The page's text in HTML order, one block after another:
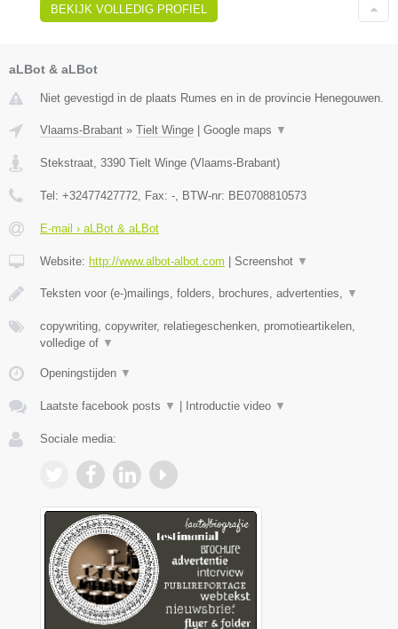
BEKIJK VOLLEDIG PROFIEL
aLBot & aLBot
Niet gevestigd in de plaats Rumes en in de provincie Henegouwen.
Vlaams-Brabant » Tielt Winge Google maps ▼
Stekstraat, 3390 Tielt Winge (Vlaams-Brabant)
Tel: +32477427772, Fax: -, BTW-nr: BE0708810573
E-mail › aLBot & aLBot
Website: http://www.albot-albot.com Screenshot ▼
Teksten voor (e-)mailings, folders, brochures, advertenties, ▼
copywriting, copywriter, relatiegeschenken, promotieartikelen,
volledige of ▼
Openingstijden ▼
Laatste facebook posts ▼ Introductie video ▼
Sociale media: